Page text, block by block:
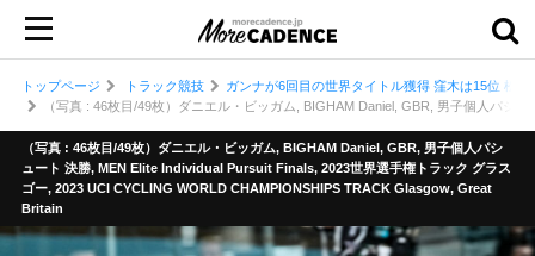
トップページ トラック競技
ガンナが6回目の世界タイトル獲得 窪木は15位 松
（写真 : 46枚目/49枚）ダニエル・ビッガム, BIGHAM Daniel, GBR, 男子個人パシ
（写真 : 46枚目/49枚）ダニエル・ビッガム, BIGHAM Daniel, GBR, 男子個人パシ
ュート 決勝, MEN Elite Individual Pursuit Finals, 2023世界選手権トラック グラス
ゴー, 2023 UCI CYCLING WORLD CHAMPIONSHIPS TRACK Glasgow, Great
Britain